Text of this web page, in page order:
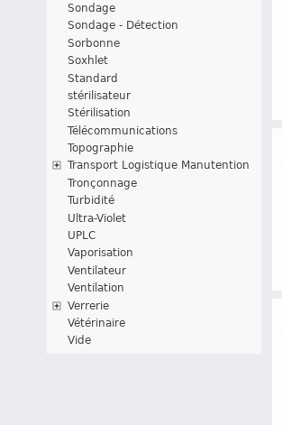
Sondage
Sondage - Détection
Sorbonne
Soxhlet
Standard
stérilisateur
Stérilisation
Télécommunications
Topographie
Transport Logistique Manutention
Tronçonnage
Turbidité
Ultra-Violet
UPLC
Vaporisation
Ventilateur
Ventilation
Verrerie
Vétérinaire
Vide